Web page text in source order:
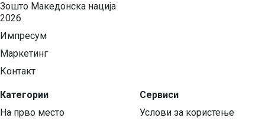
Зошто Македонска нација
2026
Импресум
Маркетинг
Контакт
Категории
На прво место
Сервиси
Услови за користење